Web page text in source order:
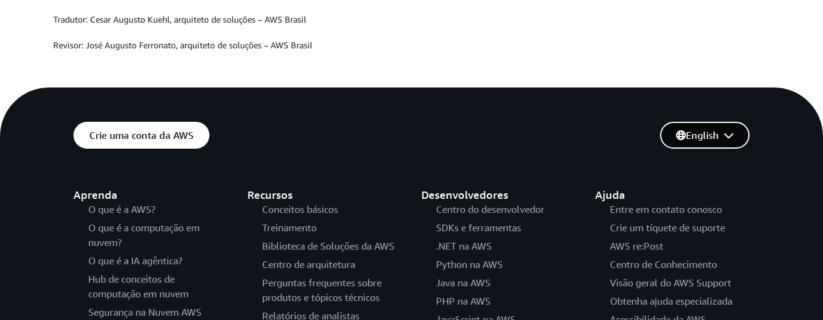
Tradutor: Cesar Augusto Kuehl, arquiteto de soluções – AWS Brasil
Revisor: José Augusto Ferronato, arquiteto de soluções – AWS Brasil
Crie uma conta da AWS
Aprenda
O que é a AWS?
O que é a computação em
nuvem?
O que é a IA agêntica?
Hub de conceitos de
computação em nuvem
Segurança na Nuvem AWS
Recursos
Conceitos básicos
Treinamento
Biblioteca de Soluções da AWS
Centro de arquitetura
Perguntas frequentes sobre
produtos e tópicos técnicos
Relatórios de analistas
Desenvolvedores
Centro do desenvolvedor
SDKs e ferramentas
.NET na AWS
Python na AWS
Java na AWS
PHP na AWS
Ajuda
Entre em contato conosco
Crie um tíquete de suporte
AWS re:Post
Centro de Conhecimento
Visão geral do AWS Support
Obtenha ajuda especializada
English